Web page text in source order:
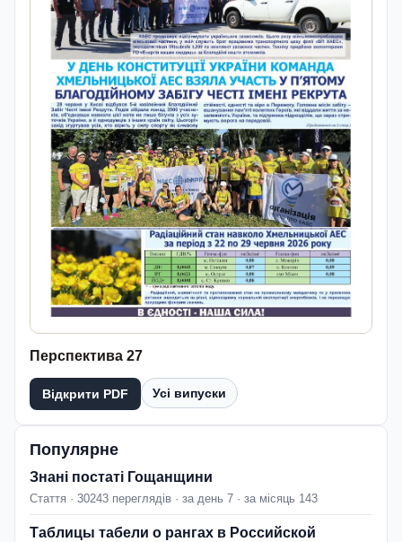
Перспектива 27
Відкрити PDF Усі випуски
Популярне
Знані постаті Гощанщини
Стаття · 30243 переглядів · за день 7 · за місяць 143
Таблицы табели о рангах в Российской